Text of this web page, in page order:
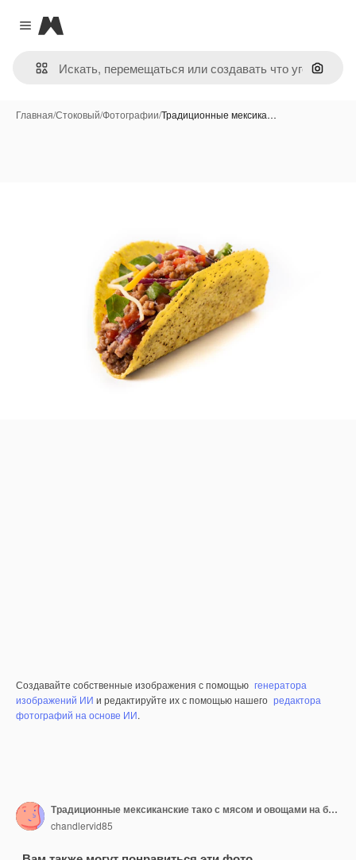
Close menu
Magnific
Поиск
Главная/Стоковый/Фотографии/Традиционные мексика…
Создавайте собственные изображения с помощью генератора
изображений ИИ и редактируйте их с помощью нашего редактора
фотографий на основе ИИ.
Традиционные мексиканские тако с мясом и овощами на белом фоне
chandlervid85